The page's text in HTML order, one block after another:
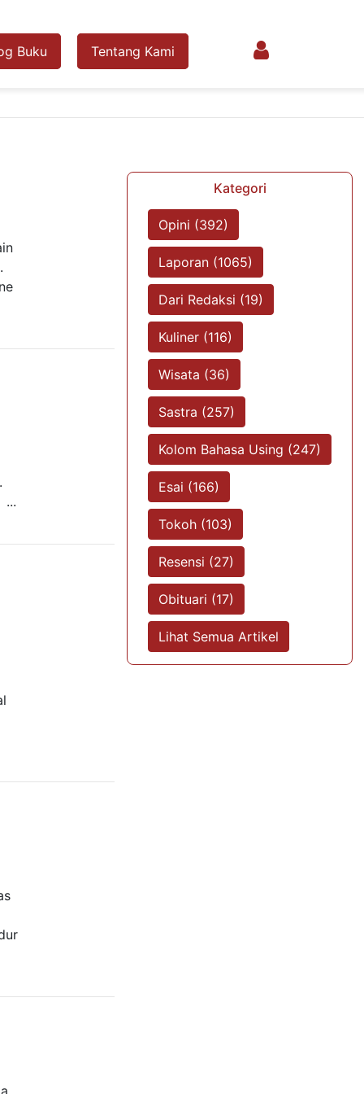
Buku Tentang Kami
...
Kategori
Opini (392)
Laporan (1065)
Dari Redaksi (19)
Kuliner (116)
Wisata (36)
Sastra (257)
Kolom Bahasa Using (247)
Esai (166)
Tokoh (103)
Resensi (27)
Obituari (17)
Lihat Semua Artikel